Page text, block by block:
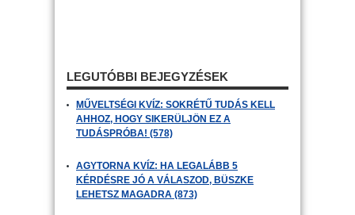
LEGUTÓBBI BEJEGYZÉSEK
MŰVELTSÉGI KVÍZ: SOKRÉTŰ TUDÁS KELL
AHHOZ, HOGY SIKERÜLJÖN EZ A
TUDÁSPRÓBA! (578)
AGYTORNA KVÍZ: HA LEGALÁBB 5
KÉRDÉSRE JÓ A VÁLASZOD, BÜSZKE
LEHETSZ MAGADRA (873)